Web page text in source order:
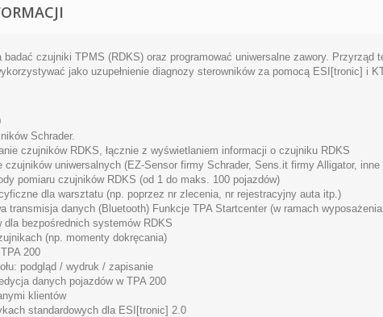
badać czujniki TPMS (RDKS) oraz programować uniwersalne zawory.
jako uzupełnienie diagnozy sterowników za pomocą ESI[tronic] i
Schrader.
czujników RDKS, łącznie z wyświetlaniem informacji o czujniku RDKS
czujników uniwersalnych (EZ-Sensor firmy Schrader, Sens.it firmy Alligator,
pomiaru czujników RDKS (od 1 do maks. 100 pojazdów)
dla warsztatu (np. poprzez nr zlecenia, nr rejestracyjny auta itp.)
transmisja danych (Bluetooth) Funkcje TPA Startcenter (w ramach
dla bezpośrednich systemów RDKS
(np. momenty dokręcania)
200
podgląd / wydruk / zapisanie
danych pojazdów w TPA 200
klientów
standardowych dla ESI[tronic] 2.0